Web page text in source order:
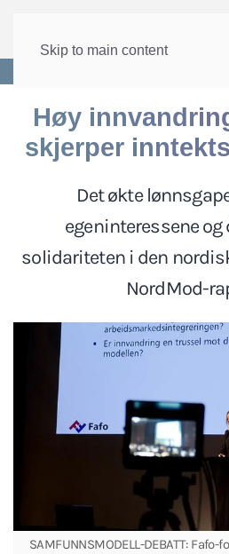
Skip to main content
Høy
skjerper
Det økte
egeninteressene
solidariteten i den
NordMod-
SAMFUNNSMODELL-DEBATT: